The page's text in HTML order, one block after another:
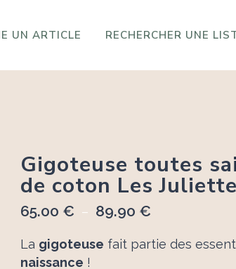
UN ARTICLE RECHERCHER UNE
Gigoteuse toutes
de coton Les
65.00 € – 89.90 €Plage
prix :
La gigoteuse fait partie des
naissance !